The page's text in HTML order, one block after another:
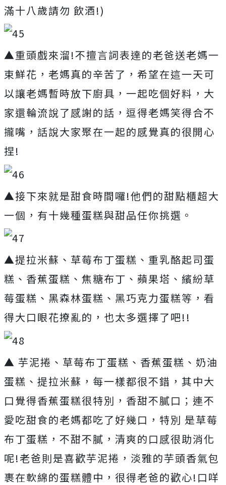
滿十八歲請勿 飲酒!)
▲重頭戲來溜!不擅言詞表達的老爸送老媽一
束鮮花，老媽真的辛苦了，希望在這一天可
以讓老媽暫時放下廚具，一起吃個好料，大
家還輪流說了感謝的話，逗得老媽笑得合不
攏嘴，話說大家聚在一起的感覺真的很開心
捏!
▲接下來就是甜食時間囉!他們的甜點櫃超大
一個，有十幾種蛋糕與甜品任你挑選。
▲提拉米蘇、草莓布丁蛋糕、重乳酪起司蛋
糕、香蕉蛋糕、焦糖布丁、蘋果塔、繽紛草
莓蛋糕、黑森林蛋糕、黑巧克力蛋糕等，看
得大口眼花撩亂的，也太多選擇了吧!!
▲ 芋泥捲、草莓布丁蛋糕、香蕉蛋糕、奶油
蛋糕、提拉米蘇，每一樣都很不錯，其中大
口覺得香蕉蛋糕很特別，香甜不膩口；連不
愛吃甜食的老媽都吃了好幾口，特別 是草莓
布丁蛋糕，不甜不膩，清爽的口感很助消化
呢!老爸則是喜歡芋泥捲，淡雅的芋頭香氣包
裹在軟綿的蛋糕體中，很得老爸的歡心!口咩